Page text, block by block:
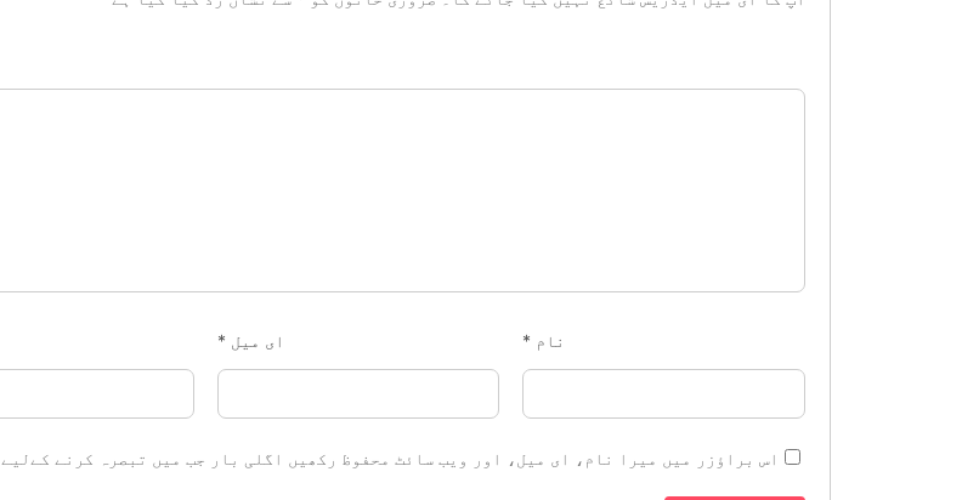
نام * ای میل *
اس براؤزر میں میرا نام، ای میل، اور ویب سائٹ محفوظ رکھیں اگلی بار جب میں تبصرہ کرنے کےلیے۔